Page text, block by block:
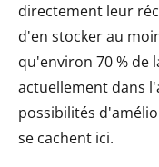
directement leur
d'en stocker au
qu'environ 70 % de
actuellement dans
possibilités
se cachent ici.